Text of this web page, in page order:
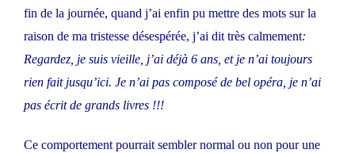
fin de la journée, quand j’ai enfin pu mettre des mots sur la
raison de ma tristesse désespérée, j’ai dit très calmement:
Regardez, je suis vieille, j’ai déjà 6 ans, et je n’ai toujours
rien fait jusqu’ici. Je n’ai pas composé de bel opéra, je n’ai
pas écrit de grands livres !!!
Ce comportement pourrait sembler normal ou non pour une